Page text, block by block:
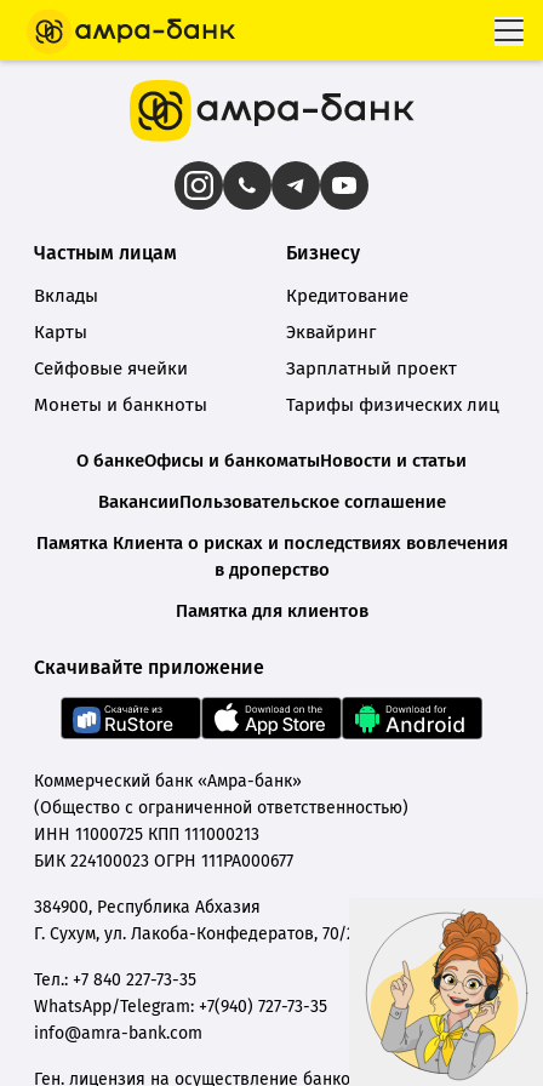
Частным лицам
Вклады
Карты
Сейфовые ячейки
Монеты и банкноты
Бизнесу
Кредитование
Эквайринг
Зарплатный проект
Тарифы физических лиц
О банкеОфисы и банкоматыНовости и статьи
ВакансииПользовательское соглашение
Памятка Клиента о рисках и последствиях вовлечения
в дроперство
Памятка для клиентов
Скачивайте приложение
Коммерческий банк «Амра-банк»
(Общество с ограниченной ответственностью)
ИНН 11000725 КПП 111000213
БИК 224100023 ОГРН 111РА000677
384900, Республика Абхазия
Г. Сухум, ул. Лакоба-Конфедератов, 70/27
Тел.: +7 840 227-73-35
WhatsApp/Telegram: +7(940) 727-73-35
info@amra-bank.com
Ген. лицензия на осуществление банковских операций